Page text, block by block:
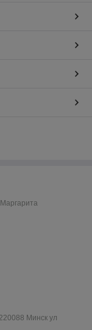
Минск ул